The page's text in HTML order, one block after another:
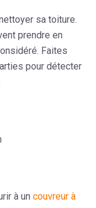
sa toiture.
prendre en
Faites
pour détecter
à un couvreur à